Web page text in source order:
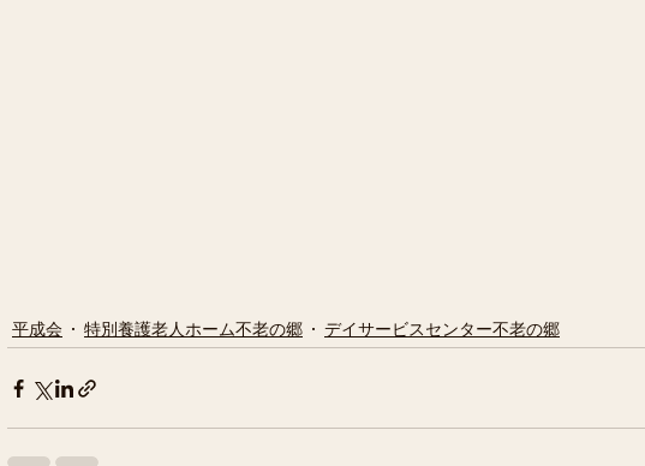
平成会 特別養護老人ホーム不老の郷 デイサービスセンター不老の郷